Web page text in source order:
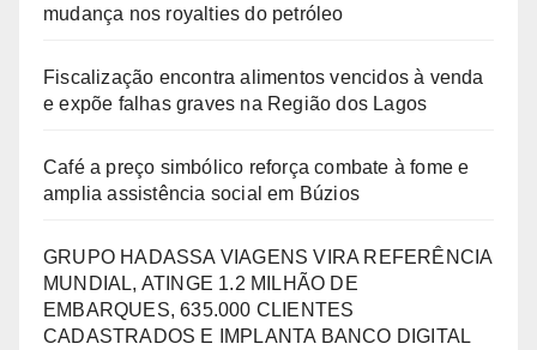
mudança nos royalties do petróleo
Fiscalização encontra alimentos vencidos à venda
e expõe falhas graves na Região dos Lagos
Café a preço simbólico reforça combate à fome e
amplia assistência social em Búzios
GRUPO HADASSA VIAGENS VIRA REFERÊNCIA
MUNDIAL, ATINGE 1.2 MILHÃO DE
EMBARQUES, 635.000 CLIENTES
CADASTRADOS E IMPLANTA BANCO DIGITAL